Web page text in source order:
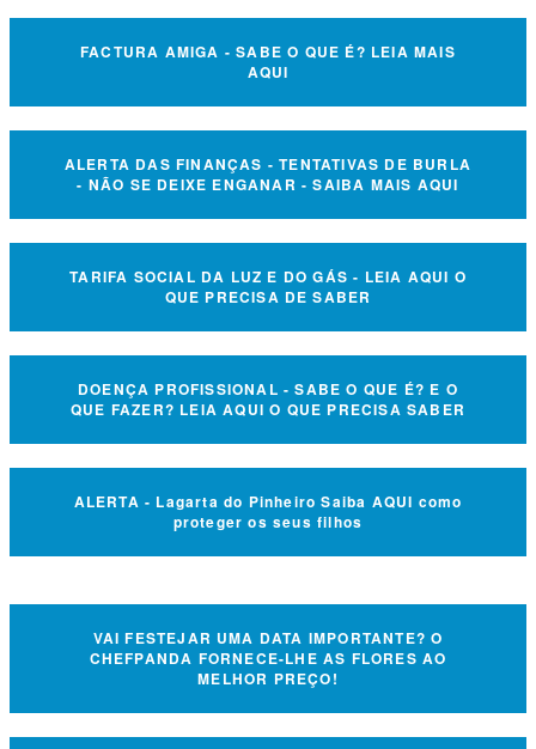
FACTURA AMIGA - SABE O QUE É? LEIA MAIS
AQUI
ALERTA DAS FINANÇAS - TENTATIVAS DE BURLA
- NÃO SE DEIXE ENGANAR - SAIBA MAIS AQUI
TARIFA SOCIAL DA LUZ E DO GÁS - LEIA AQUI O
QUE PRECISA DE SABER
DOENÇA PROFISSIONAL - SABE O QUE É? E O
QUE FAZER? LEIA AQUI O QUE PRECISA SABER
ALERTA - Lagarta do Pinheiro Saiba AQUI como
proteger os seus filhos
VAI FESTEJAR UMA DATA IMPORTANTE? O
CHEFPANDA FORNECE-LHE AS FLORES AO
MELHOR PREÇO!